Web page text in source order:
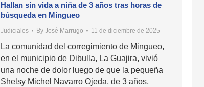
Hallan sin vida a niña de 3 años tras horas de
búsqueda en Mingueo
Judiciales By José Marrugo 11 de diciembre de 2025
La comunidad del corregimiento de Mingueo,
en el municipio de Dibulla, La Guajira, vivió
una noche de dolor luego de que la pequeña
Shelsy Michel Navarro Ojeda, de 3 años,